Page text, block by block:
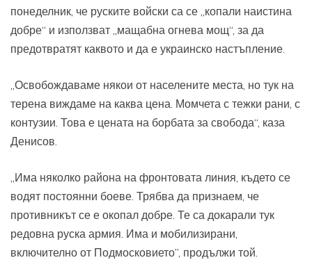
понеделник, че руските войски са се „копали наистина
добре“ и използват „мащабна огнева мощ“, за да
предотвратят каквото и да е украинско настъпление.
„Освобождаваме някои от населените места, но тук на
терена виждаме на каква цена. Момчета с тежки рани, с
контузии. Това е цената на борбата за свобода“, каза
Денисов.
„Има няколко района на фронтовата линия, където се
водят постоянни боеве. Трябва да признаем, че
противникът се е окопал добре. Те са докарали тук
редовна руска армия. Има и мобилизирани,
включително от Подмосковието”, продължи той.